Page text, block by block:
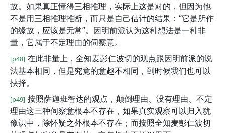
故。如果真正懂得三相推理，实际上这是对的，但因为他
不是用三相推理推断，而只是自己估计的结果：“它是所作
的缘故，应该是无常”。因明前派认为这种想法是一种非
量，它属于不定理由的伺察意。
[p48] 在此非量上，全知麦彭仁波切的观点跟因明前派的说
法基本相同，但是究竟的意趣不相同，到时候我们也可以
抉择。
[p49] 按照萨迦班智达的观点，颠倒理由、没有理由、不定
理由这三种伺察意根本不存在，如果真实观察可以归入犹
豫识中，除怀疑之外根本不存在；而按照全知麦彭仁波切